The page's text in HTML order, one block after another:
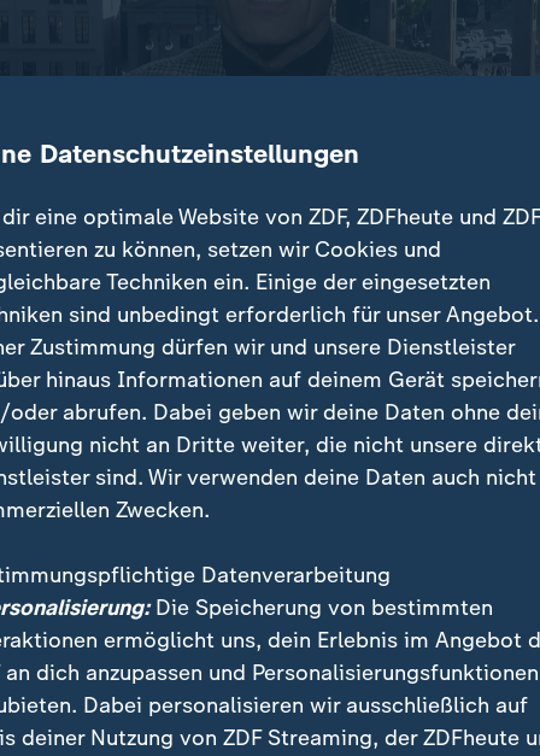
hat über Entlastungen aufgrund hoher
im nächsten Jahr nicht steigen, die
vom Tisch.
Datenschutzeinstellungen
eine optimale Website von ZDF, ZDFheute und
zu können, setzen wir Cookies und
Techniken ein. Einige der eingesetzten
sind unbedingt erforderlich für unser
Zustimmung dürfen wir und unsere Dienstleister
hinaus Informationen auf deinem Gerät
oder abrufen. Dabei geben wir deine Daten ohne
nicht an Dritte weiter, die nicht unsere
sind. Wir verwenden deine Daten auch nicht
Zwecken.
Datenverarbeitung
Die Speicherung von bestimmten
ermöglicht uns, dein Erlebnis im Angebot
an dich anzupassen und Personalisierungsfunktionen
Dabei personalisieren wir ausschließlich auf
deiner Nutzung von ZDF Streaming, der ZDFheute